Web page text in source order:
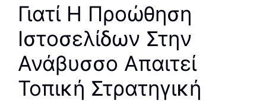
Γιατί Η Προώθηση
Ιστοσελίδων Στην
Ανάβυσσο Απαιτεί
Τοπική Στρατηγική